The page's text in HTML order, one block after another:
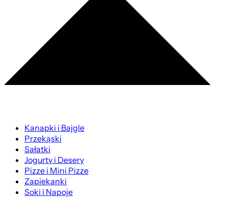
Kanapki i Bajgle
Przekąski
Sałatki
Jogurty i Desery
Pizze i Mini Pizze
Zapiekanki
Soki i Napoje